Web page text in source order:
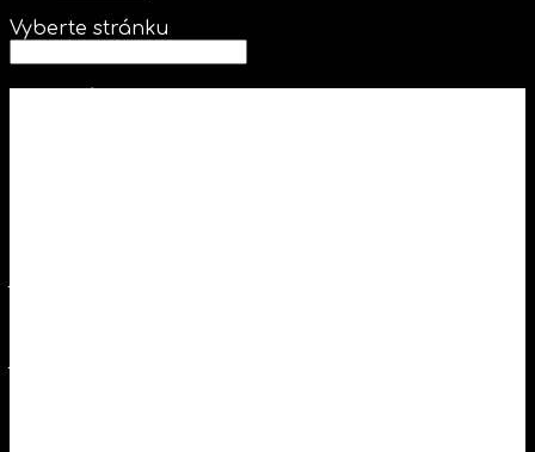
Vyberte stránku